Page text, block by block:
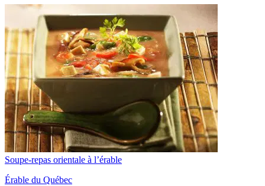
Soupe-repas orientale à l’érable
Érable du Québec